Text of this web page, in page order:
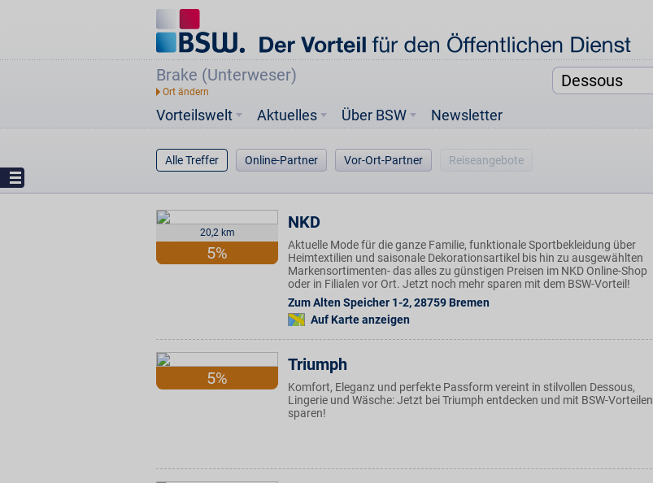
Brake (Unterweser)
Vorteilswelt Aktuelles Über BSW Newsletter
Alle Treffer Online-Partner Vor-Ort-Partner Reiseangebote
20,2 km
5%
NKD
Aktuelle Mode für die ganze Familie, funktionale Sportbekleidung über
Heimtextilien und saisonale Dekorationsartikel bis hin zu ausgewählten
Markensortimenten- das alles zu günstigen Preisen im NKD Online-Shop
oder in Filialen vor Ort. Jetzt noch mehr sparen mit dem BSW-Vorteil!
Zum Alten Speicher 1-2,28759 Bremen
Auf Karte anzeigen
5%
Triumph
Komfort, Eleganz und perfekte Passform vereint in stilvollen Dessous,
Lingerie und Wäsche: Jetzt bei Triumph entdecken und mit BSW-Vorteilen
sparen!